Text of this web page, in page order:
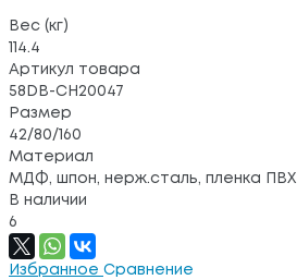
Вес (кг)
114.4
Артикул товара
58DB-CH20047
Размер
42/80/160
Материал
МДФ, шпон, нерж.сталь, пленка ПВХ
В наличии
6
Избранное Сравнение